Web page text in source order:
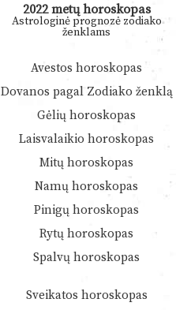
2022 metų horoskopas
Astrologinė prognozė zodiako
ženklams
Avestos horoskopas
Dovanos pagal Zodiako ženklą
Gėlių horoskopas
Laisvalaikio horoskopas
Mitų horoskopas
Namų horoskopas
Pinigų horoskopas
Rytų horoskopas
Spalvų horoskopas
Sveikatos horoskopas